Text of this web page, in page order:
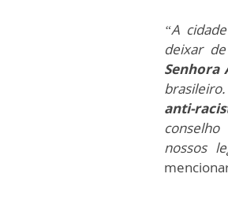
“A
deixar
Senhora
anti-
nossos